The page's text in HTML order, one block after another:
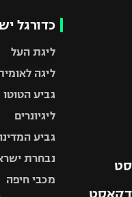
כדורגל
ליגת העל
ליגה
גביע הטוטו
ליגיונרים
גביע
נבחרת
מכבי חיפה